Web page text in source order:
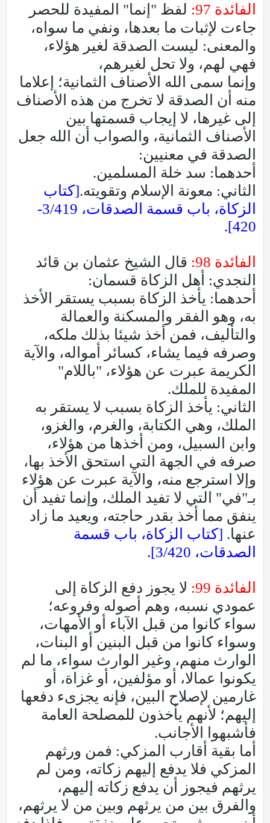
الفائدة 97:
لفظ "إنما" المفيدة للحصر
جاءت لإثبات ما بعدها، ونفي ما سواه،
والمعنى: ليست الصدقة لغير هؤلاء،
فهي لهم، ولا تحل لغيرهم،
وإنما سمى الله الأصناف الثمانية؛ إعلاما
منه أن الصدقة لا تخرج من هذه الأصناف
إلى غيرها، لا إيجاب قسمتها بين
الأصناف الثمانية، والصواب أن الله جعل
الصدقة في معنيين:
أحدهما: سد خلة المسلمين.
الثاني: معونة الإسلام وتقويته.[كتاب
الزكاة، باب قسمة الصدقات، 3/419-
420].
الفائدة 98:
قال الشيخ عثمان بن قائد
النجدي: أهل الزكاة قسمان:
أحدهما: يأخذ الزكاة بسبب يستقر الأخذ
به، وهو الفقر والمسكنة والعمالة
والتأليف، فمن أخذ شيئا بذلك ملكه،
وصرفه فيما يشاء، كسائر أمواله، والآية
الكريمة عبرت عن هؤلاء، "باللام"
المفيدة للملك.
الثاني: يأخذ الزكاة بسبب لا يستقر به
الملك، وهي الكتابة، والغرم، والغزو،
وابن السبيل، ومن أخذها من هؤلاء،
صرفه في الجهة التي استحق الأخذ بها،
وإلا استرجع منه، والآية عبرت عن هؤلاء
بـ"في" التي لا تفيد الملك، وإنما تفيد أن
ينفق مما أخذ بقدر حاجته، ويعيد ما زاد
عنها. [كتاب الزكاة، باب قسمة
الصدقات، 3/420].
الفائدة 99:
لا يجوز دفع الزكاة إلى
عمودي نسبه، وهم أصوله وفروعه؛
سواء كانوا من قبل الآباء أو الأمهات،
وسواء كانوا من قبل البنين أو البنات،
الوارث منهم، وغير الوارث سواء، ما لم
يكونوا عمالا، أو مؤلفين، أو غزاة، أو
غارمين لإصلاح البين، فإنه يجزىء دفعها
إليهم؛ لأنهم يأخذون للمصلحة العامة
فأشبهوا الأجانب.
أما بقية أقارب المزكي: فمن ورثهم
المزكي فلا يدفع إليهم زكاته، ومن لم
يرثهم فيجوز أن يدفع زكاته إليهم،
والفرق بين من يرثهم وبين من لا يرثهم،